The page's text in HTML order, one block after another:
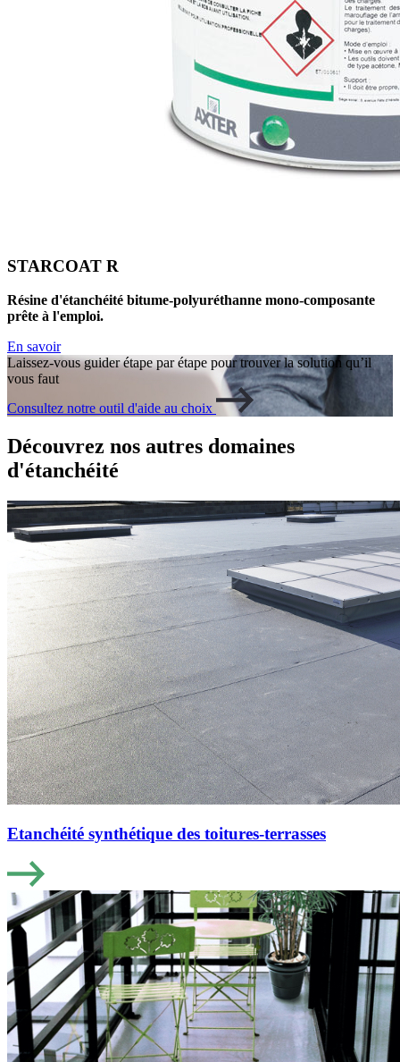
STARCOAT R
Résine d'étanchéité bitume-polyuréthanne mono-composante
prête à l'emploi.
En savoir
Laissez-vous guider étape par étape pour trouver la solution qu’il
vous faut
Consultez notre outil d'aide au choix
Découvrez nos autres domaines
d'étanchéité
Etanchéité synthétique des toitures-terrasses